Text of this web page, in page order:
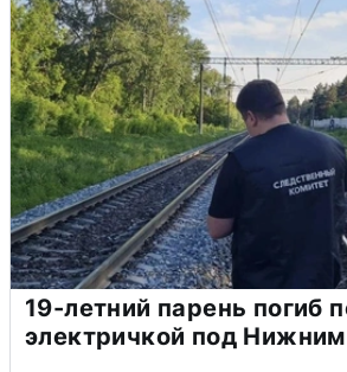
19-летний парень погиб
электричкой под Нижним